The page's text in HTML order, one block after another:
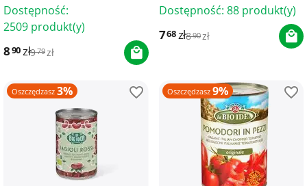
Dostępność:
2509 produkt(y)
890zł979zł
Dostępność: 88 produkt(y)
768zł890zł
Oszczędzasz 3% Oszczędzasz 9%